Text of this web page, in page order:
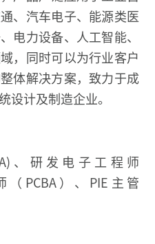
、汽车电子、能源类医
电力设备、人工智能、
，同时可以为行业客户
体解决方案，致力于成
设计及制造企业。
、研发电子工程师
（PCBA）、PIE主管